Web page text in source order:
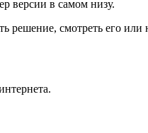
версии в самом низу.
смотреть его или